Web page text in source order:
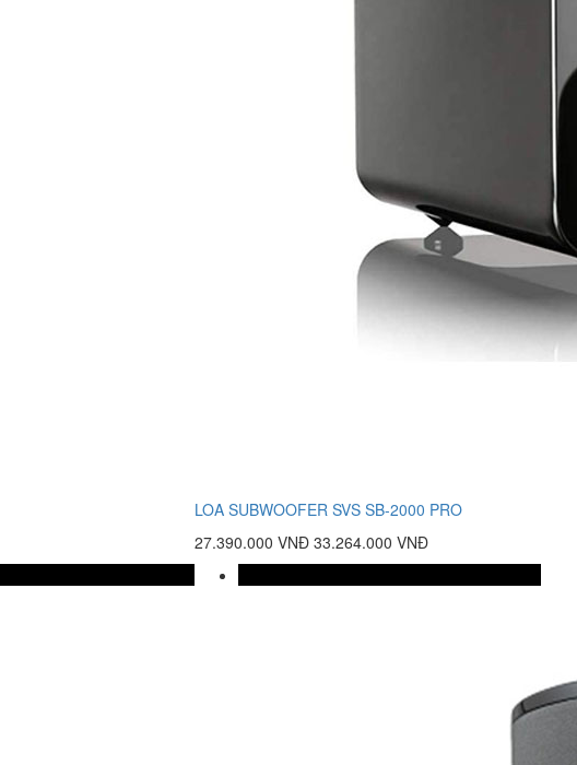
LOA SUBWOOFER SVS SB-2000 PRO
27.390.000 VNĐ 33.264.000 VNĐ